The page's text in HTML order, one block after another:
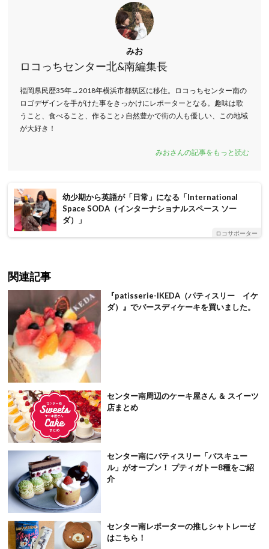
みお
ロコっちセンター北&南編集長
福岡県民歴35年→2018年横浜市都筑区に移住。ロコっちセンター南の
ロゴデザインを手がけた事をきっかけにレポーターとなる。趣味は歌
うこと、食べること、作ること♪ 自然豊かで街の人も優しい、この地域
が大好き！
みおさんの記事をもっと読む
幼少期から英語が「日常」になる「International
Space SODA（インターナショナルスペース ソー
ダ）」
ロコサポーター
関連記事
『patisserie-IKEDA（パティスリー イケ
ダ）』でバースディケーキを買いました。
センター南周辺のケーキ屋さん ＆ スイーツ
店まとめ
センター南にパティスリー「バスキュー
ル」がオープン！ プティガトー8種をご紹
介
センター南レポーターの推しシャトレーゼ
はこちら！